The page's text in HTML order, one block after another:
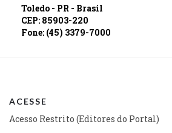
Toledo - PR - Brasil
CEP: 85903-220
Fone: (45) 3379-7000
ACESSE
Acesso Restrito (Editores do Portal)